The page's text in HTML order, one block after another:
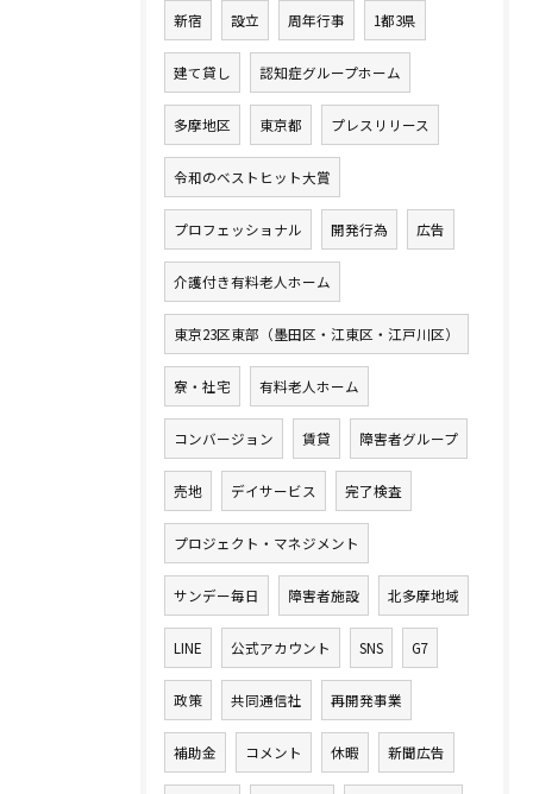
新宿 設立 周年行事 1都3県
建て貸し 認知症グループホーム
多摩地区 東京都 プレスリリース
令和のベストヒット大賞
プロフェッショナル 開発行為 広告
介護付き有料老人ホーム
東京23区東部（墨田区・江東区・江戸川区）
寮・社宅 有料老人ホーム
コンバージョン 賃貸 障害者グループ
売地 デイサービス 完了検査
プロジェクト・マネジメント
サンデー毎日 障害者施設 北多摩地域
LINE 公式アカウント SNS G7
政策 共同通信社 再開発事業
補助金 コメント 休暇 新聞広告